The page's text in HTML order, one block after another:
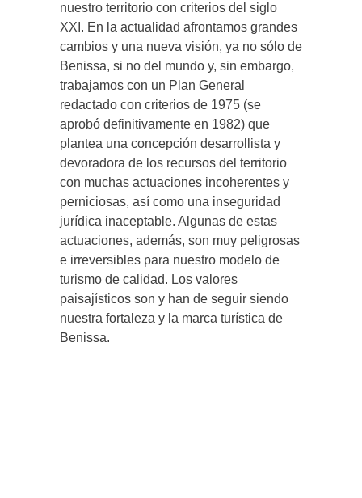
nuestro territorio con criterios del siglo
XXI. En la actualidad afrontamos grandes
cambios y una nueva visión, ya no sólo de
Benissa, si no del mundo y, sin embargo,
trabajamos con un Plan General
redactado con criterios de 1975 (se
aprobó definitivamente en 1982) que
plantea una concepción desarrollista y
devoradora de los recursos del territorio
con muchas actuaciones incoherentes y
perniciosas, así como una inseguridad
jurídica inaceptable. Algunas de estas
actuaciones, además, son muy peligrosas
e irreversibles para nuestro modelo de
turismo de calidad. Los valores
paisajísticos son y han de seguir siendo
nuestra fortaleza y la marca turística de
Benissa.